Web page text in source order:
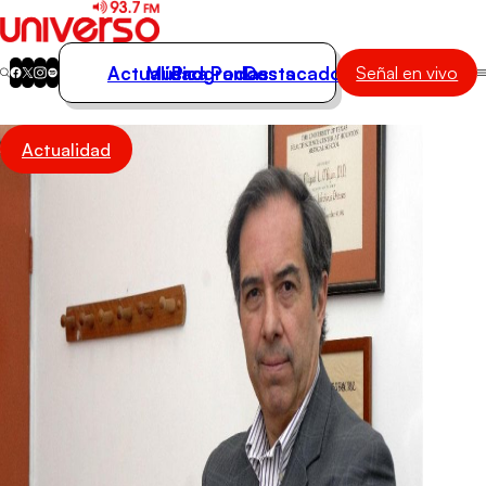
Actualidad
Música
Destacados
Actualidad
Música
Programas
Podcasts
Destacados Señal en vivo
Actualidad